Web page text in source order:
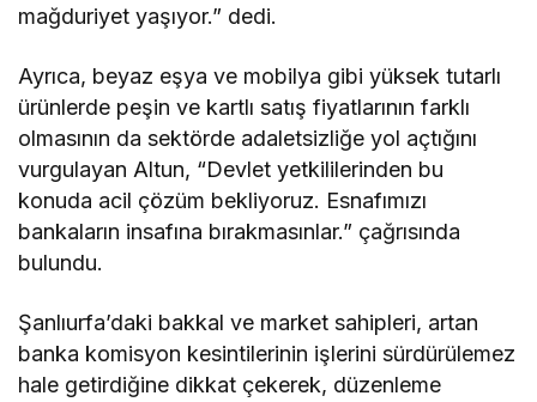
mağduriyet yaşıyor.” dedi.
Ayrıca, beyaz eşya ve mobilya gibi yüksek tutarlı
ürünlerde peşin ve kartlı satış fiyatlarının farklı
olmasının da sektörde adaletsizliğe yol açtığını
vurgulayan Altun, “Devlet yetkililerinden bu
konuda acil çözüm bekliyoruz. Esnafımızı
bankaların insafına bırakmasınlar.” çağrısında
bulundu.
Şanlıurfa’daki bakkal ve market sahipleri, artan
banka komisyon kesintilerinin işlerini sürdürülemez
hale getirdiğine dikkat çekerek, düzenleme